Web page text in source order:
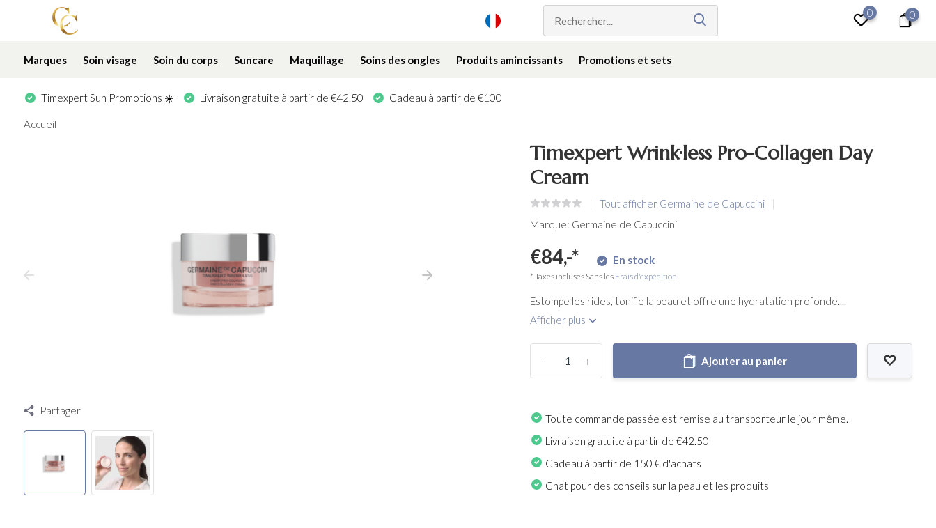
0 0
Marques Soin visage Soin du corps Suncare Maquillage Soins des ongles Produits amincissants Promotions et sets
Timexpert Sun Promotions ☀️ Livraison gratuite à partir de €42.50 Cadeau à partir de €100
Accueil
Partager
Timexpert Wrink·less Pro-Collagen Day
Cream
Tout afficher Germaine de Capuccini
Marque: Germaine de Capuccini
€84,-* En stock
* Taxes incluses Sans les Frais d'expédition
Estompe les rides, tonifie la peau et offre une hydratation profonde....
Afficher plus
+
- Ajouter au panier
Toute commande passée est remise au transporteur le jour même.
Livraison gratuite à partir de €42.50
Cadeau à partir de 150 € d'achats
Chat pour des conseils sur la peau et les produits